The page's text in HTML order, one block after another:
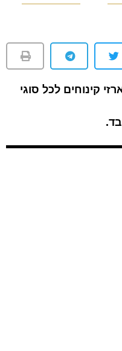
קינוחים לכל סוגי